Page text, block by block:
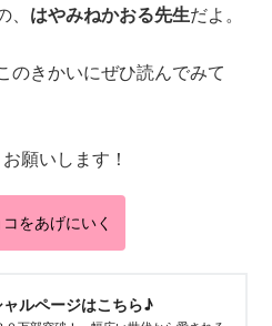
はやみねかおる先生だよ。
のきかいにぜひ読んでみて
願いします！
をあげにいく
ャルページはこちら♪